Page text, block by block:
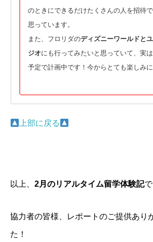
のときにできるだけたくさんの人を招待
思っています。
また、フロリダのディズニーワールドと
ジオにも行ってみたいと思っていて、実
予定で計画中です！今からとても楽しみに
上部に戻る
以上、 2月のリアルタイム留学体験記
協力者の皆様、レポートのご提供あり
た！